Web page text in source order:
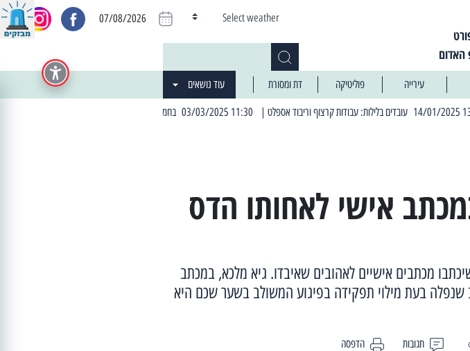
האדום
Select weather
07/08/2026
עירייה פוליטיקה דת ומסורת עוד נושאים
| 11:30 03/03/2025 בחמישי הקרוב: הרחובות בהם תהיה הפסקת חשמל יזומה
אישי לאחותו הדס
מכתבים אישיים לאהובים שאיבדו. גיא מלכא, במכתב
בעת מילוי תפקידה בפיגוע המשולב בשער שכם היא
תגובות הדפסה